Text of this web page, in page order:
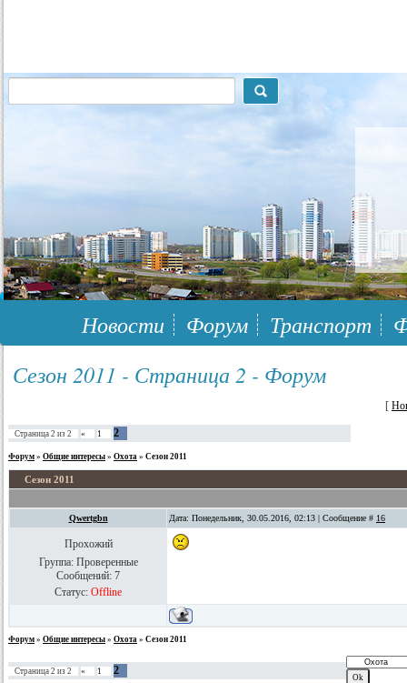
117148, г.Москва, ЮЗАО, муниципальный район Южное Бутово
Новости Форум Транспорт
Сезон 2011 - Страница 2 - Форум
[
Страница 2 из 2 « 1 2
Форум » Общие интересы » Охота » Сезон 2011
Сезон 2011
Qwertgbn Дата: Понедельник, 30.05.2016, 02:13 | Сообщение # 16
Прохожий
Группа: Проверенные
Сообщений: 7
Статус: Offline
Форум » Общие интересы » Охота » Сезон 2011
Страница 2 из 2 « 1 2